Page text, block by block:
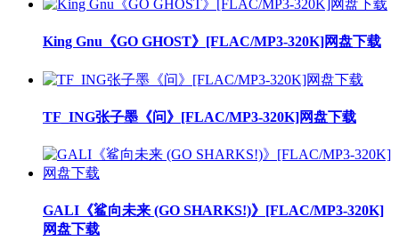
King Gnu《GO GHOST》[FLAC/MP3-320K]网盘下载
TF_ING张子墨《问》[FLAC/MP3-320K]网盘下载
GALI《鲨向未来 (GO SHARKS!)》[FLAC/MP3-320K]
网盘下载